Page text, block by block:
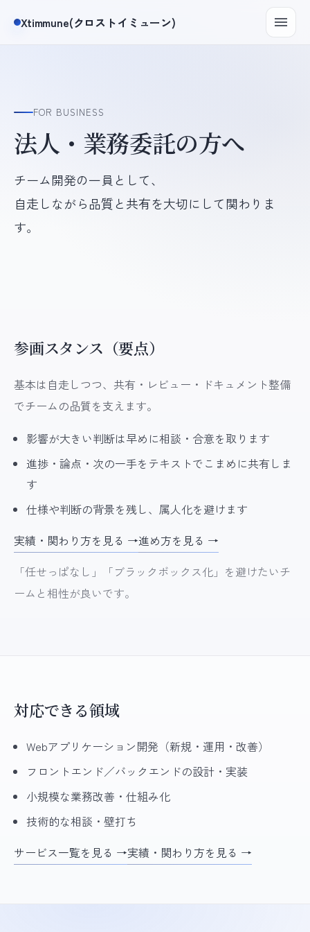
Xtimmune(クロストイミューン)
FOR BUSINESS
法人・業務委託の方へ
チーム開発の一員として、
自走しながら品質と共有を大切にして関わりま
す。
参画スタンス（要点）
基本は自走しつつ、共有・レビュー・ドキュメント整備
でチームの品質を支えます。
影響が大きい判断は早めに相談・合意を取ります
進捗・論点・次の一手をテキストでこまめに共有しま
す
仕様や判断の背景を残し、属人化を避けます
実績・関わり方を見る →進め方を見る →
「任せっぱなし」「ブラックボックス化」を避けたいチ
ームと相性が良いです。
対応できる領域
Webアプリケーション開発（新規・運用・改善）
フロントエンド／バックエンドの設計・実装
小規模な業務改善・仕組み化
技術的な相談・壁打ち
サービス一覧を見る →実績・関わり方を見る →